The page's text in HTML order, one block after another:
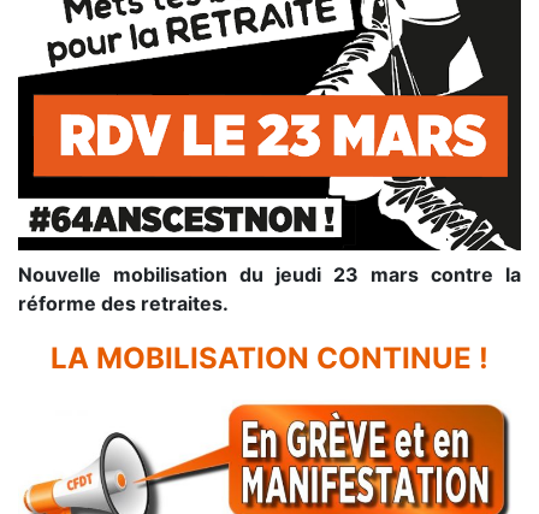
Nouvelle mobilisation du jeudi 23 mars contre la
réforme des retraites.
LA MOBILISATION CONTINUE !